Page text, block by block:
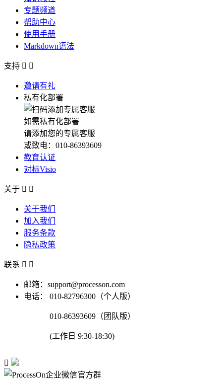
专题频道
帮助中心
使用手册
Markdown语法
支持  
邀请有礼
私有化部署
如需私有化部署
请添加您的专属客服
或致电：010-86393609
教育认证
对标Visio
关于  
关于我们
加入我们
服务条款
隐私政策
联系  
邮箱：support@processon.com
电话：
010-82796300（个人版）
010-86393609（团队版）
(工作日 9:30-18:30)
